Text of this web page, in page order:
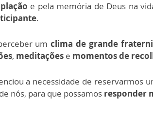
e pela memória de Deus na
.
um clima de grande
, meditações e momentos de
a necessidade de reservarmos
nós, para que possamos responder